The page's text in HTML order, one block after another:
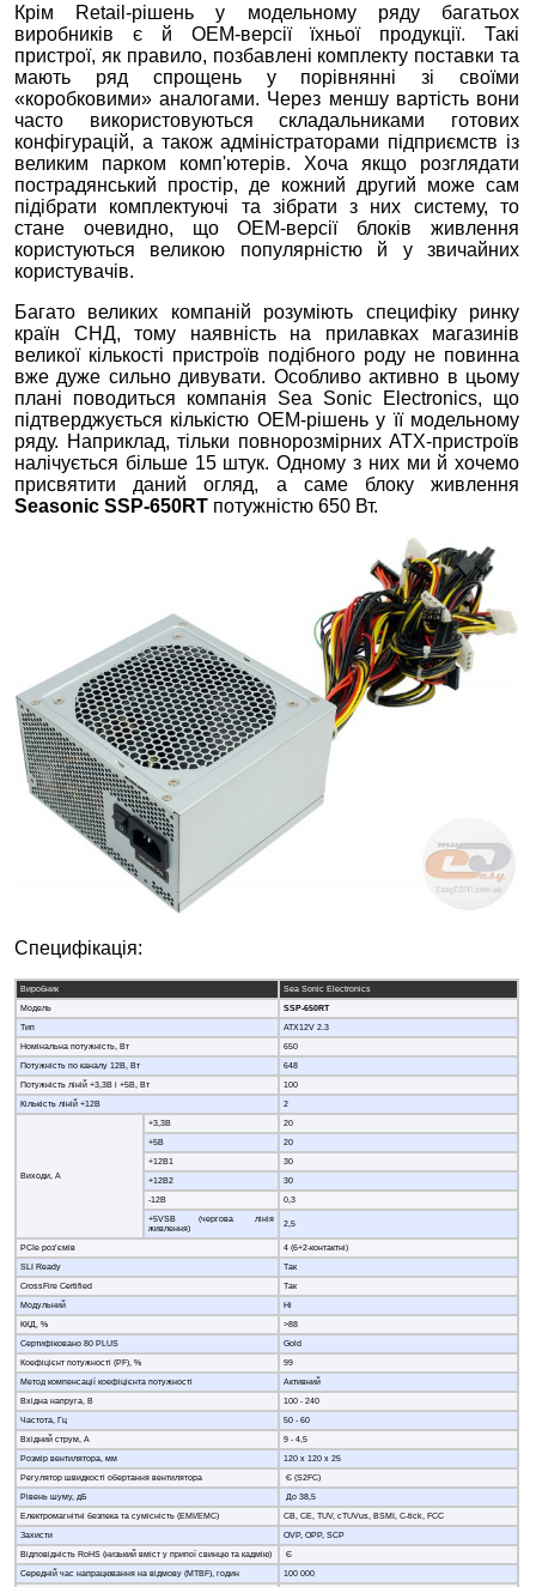
Крім Retail-рішень у модельному ряду багатьох
виробників є й OEM-версії їхньої продукції. Такі
пристрої, як правило, позбавлені комплекту поставки та
мають ряд спрощень у порівнянні зі своїми
«коробковими» аналогами. Через меншу вартість вони
часто використовуються складальниками готових
конфігурацій, а також адміністраторами підприємств із
великим парком комп'ютерів. Хоча якщо розглядати
пострадянський простір, де кожний другий може сам
підібрати комплектуючі та зібрати з них систему, то
стане очевидно, що OEM-версії блоків живлення
користуються великою популярністю й у звичайних
користувачів.
Багато великих компаній розуміють специфіку ринку
країн СНД, тому наявність на прилавках магазинів
великої кількості пристроїв подібного роду не повинна
вже дуже сильно дивувати. Особливо активно в цьому
плані поводиться компанія Sea Sonic Electronics, що
підтверджується кількістю OEM-рішень у її модельному
ряду. Наприклад, тільки повнорозмірних ATX-пристроїв
налічується більше 15 штук. Одному з них ми й хочемо
присвятити даний огляд, а саме блоку живлення
Seasonic SSP-650RT потужністю 650 Вт.
Специфікація:
Виробник
Sea Sonic Electronics
Модель
SSP-650RT
Тип
ATX12V 2.3
Номінальна потужність, Вт
650
Потужність по каналу 12В, Вт
648
Потужність ліній +3,3В і +5В, Вт
100
Кількість ліній +12В
2
Виходи, А
+3,3В
20
+5В
20
+12В1
30
+12В2
30
-12В
0,3
+5VSB (чергова лінія
живлення)
2,5
PCIe роз’ємів
4 (6+2-контактні)
SLI Ready
Так
CrossFire Certified
Так
Модульний
Ні
ККД, %
>88
Сертифіковано 80 PLUS
Gold
Коефіцієнт потужності (PF), %
99
Метод компенсації коефіцієнта потужності
Активний
Вхідна напруга, В
100 - 240
Частота, Гц
50 - 60
Вхідний струм, А
9 - 4,5
Розмір вентилятора, мм
120 х 120 х 25
Регулятор швидкості обертання вентилятора
Є (S2FC)
Рівень шуму, дБ
До 38,5
Електромагнітні безпека та сумісність (EMI/EMC)
CB, CE, TUV, cTUVus, BSMI, C-tick, FCC
Захисти
OVP, OPP, SCP
Відповідність RoHS (низький вміст у припої свинцю та кадмію)
Є
Середній час напрацювання на відмову (MTBF), годин
100 000